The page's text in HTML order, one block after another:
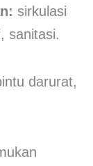
sirkulasi
sanitasi.
darurat,